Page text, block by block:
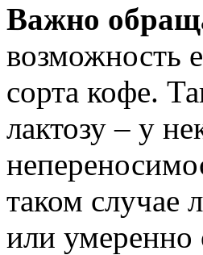
Важно
возможность
сорта кофе.
лактозу – у
таком случае
или умеренно